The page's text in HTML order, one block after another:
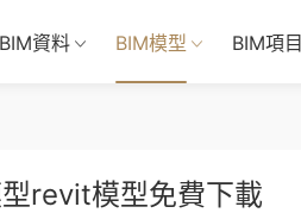
BIM資料 BIM模型 BIM項目
revit模型免費下載